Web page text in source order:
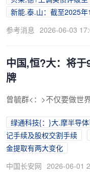
新能.泰.山：截至2025
参考消息 2026-06-03
中国,恒?大：将
牌
曾毓群<：>不仅要做世
绿通科技{：}大.摩半导
记手续及股权交割手续
金提取有两大变化
中国长安网 2026-06-01